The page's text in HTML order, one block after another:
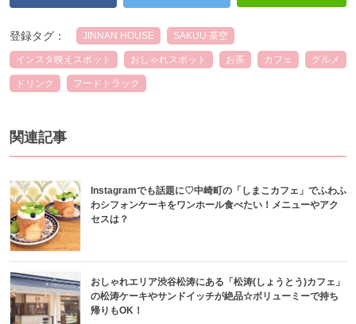
登録タグ： JINNAN HOUSE SAKUU 茶空
インスタ映えスポット おしゃれスポット お茶 カフェ グルメ
ドリンク フードトラック
関連記事
Instagramでも話題に♡中崎町の「しまこカフェ」でふわふ
わシフォンケーキをワンホール食べたい！メニューやアク
セスは？
おしゃれエリア渋谷松涛にある「松涛(しょうとう)カフェ」
の松涛ケーキやサンドイッチが絶品☆ボリューミーで持ち
帰りもOK！